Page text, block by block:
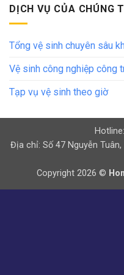
DỊCH VỤ CỦA CHÚNG
Tổng vệ sinh chuyên sâu
Vệ sinh công nghiệp công
Tạp vụ vệ sinh theo giờ
Địa chỉ: Số 47 Nguyễn
Copyright 2026 ©